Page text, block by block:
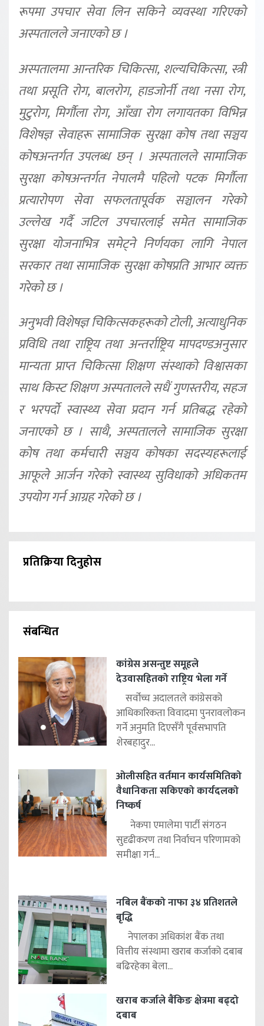
रूपमा उपचार सेवा लिन सकिने व्यवस्था गरिएको
अस्पतालले जनाएको छ ।
अस्पतालमा आन्तरिक चिकित्सा, शल्यचिकित्सा, स्त्री
तथा प्रसूति रोग, बालरोग, हाडजोर्नी तथा नसा रोग,
मुटुरोग, मिर्गौला रोग, आँखा रोग लगायतका विभिन्न
विशेषज्ञ सेवाहरू सामाजिक सुरक्षा कोष तथा सञ्चय
कोषअन्तर्गत उपलब्ध छन् । अस्पतालले सामाजिक
सुरक्षा कोषअन्तर्गत नेपालमै पहिलो पटक मिर्गौला
प्रत्यारोपण सेवा सफलतापूर्वक सञ्चालन गरेको
उल्लेख गर्दै जटिल उपचारलाई समेत सामाजिक
सुरक्षा योजनाभित्र समेट्ने निर्णयका लागि नेपाल
सरकार तथा सामाजिक सुरक्षा कोषप्रति आभार व्यक्त
गरेको छ ।
अनुभवी विशेषज्ञ चिकित्सकहरूको टोली, अत्याधुनिक
प्रविधि तथा राष्ट्रिय तथा अन्तर्राष्ट्रिय मापदण्डअनुसार
मान्यता प्राप्त चिकित्सा शिक्षण संस्थाको विश्वासका
साथ किस्ट शिक्षण अस्पतालले सधैं गुणस्तरीय, सहज
र भरपर्दो स्वास्थ्य सेवा प्रदान गर्न प्रतिबद्ध रहेको
जनाएको छ । साथै, अस्पतालले सामाजिक सुरक्षा
कोष तथा कर्मचारी सञ्चय कोषका सदस्यहरूलाई
आफूले आर्जन गरेको स्वास्थ्य सुविधाको अधिकतम
उपयोग गर्न आग्रह गरेको छ ।
प्रतिक्रिया दिनुहोस
संबन्धित
कांग्रेस असन्तुष्ट समूहले
देउवासहितको राष्ट्रिय भेला गर्ने
सर्वोच्च अदालतले कांग्रेसको
आधिकारिकता विवादमा पुनरावलोकन
गर्ने अनुमति दिएसँगै पूर्वसभापति
शेरबहादुर...
ओलीसहित वर्तमान कार्यसमितिको
वैधानिकता सकिएको कार्यदलको
निष्कर्ष
नेकपा एमालेमा पार्टी संगठन
सुदृढीकरण तथा निर्वाचन परिणामको
समीक्षा गर्न...
नबिल बैंकको नाफा ३४ प्रतिशतले
बृद्धि
नेपालका अधिकांश बैंक तथा
वित्तीय संस्थामा खराब कर्जाको दबाब
बढिरहेका बेला...
खराब कर्जाले बैंकिङ क्षेत्रमा बढ्दो
दबाब